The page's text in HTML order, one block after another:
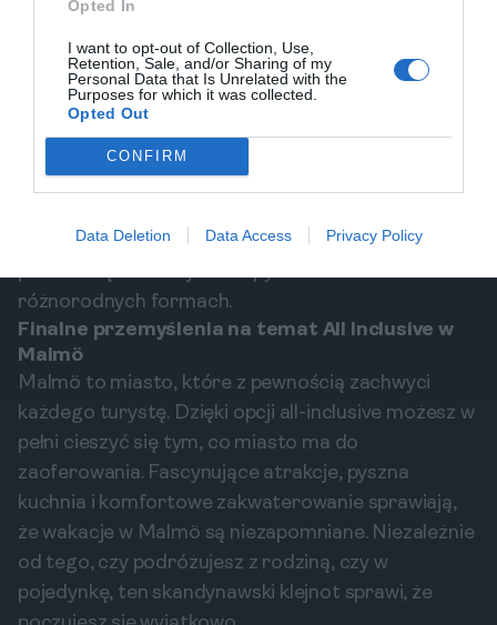
Opted In
I want to opt-out of Collection, Use,
Retention, Sale, and/or Sharing of my
Personal Data that Is Unrelated with the
Purposes for which it was collected.
Opted Out
CONFIRM
Data Deletion Data Access Privacy Policy
smak potraw.
Kiedy jesteś w Malmö, nie zapomnij spróbować
szwedzkich klopsików (köttbullar). Te pyszne,
mięsne kuleczki, podawane z sosem żurawinowym,
to klasyczny przysmak. Inne potrawy, które warto
spróbować to śledź marynowany oraz zupa z
restauracja oferująca usługi all-inclusive z
pewnością zaoferuje Ci te pyszności w
różnorodnych formach.
Finalne przemyślenia na temat All Inclusive w
Malmö
Malmö to miasto, które z pewnością zachwyci
każdego turystę. Dzięki opcji all-inclusive możesz w
pełni cieszyć się tym, co miasto ma do
zaoferowania. Fascynujące atrakcje, pyszna
kuchnia i komfortowe zakwaterowanie sprawiają,
że wakacje w Malmö są niezapomniane. Niezależnie
od tego, czy podróżujesz z rodziną, czy w
pojedynkę, ten skandynawski klejnot sprawi, że